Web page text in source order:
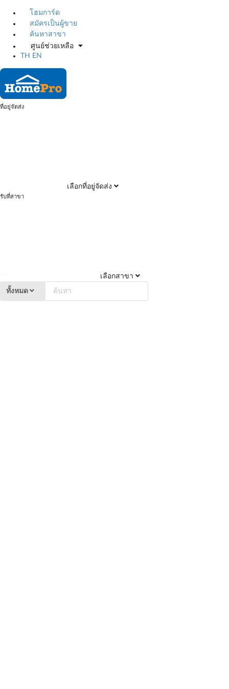
โฮมการ์ด
สมัครเป็นผู้ขาย
ค้นหาสาขา
ศูนย์ช่วยเหลือ
TH
EN
ที่อยู่จัดส่ง
เลือกที่อยู่จัดส่ง
รับที่สาขา
เลือกสาขา
ทั้งหมด